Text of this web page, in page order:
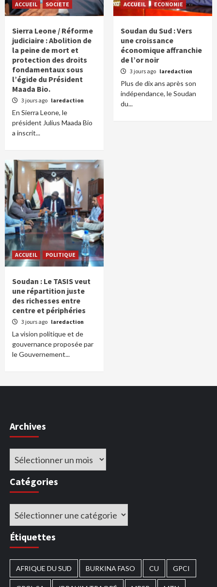
ACCUEIL SOCIETE
Sierra Leone / Réforme
judiciaire : Abolition de
la peine de mort et
protection des droits
fondamentaux sous
l’égide du Président
Maada Bio.
3 jours ago laredaction
En Sierra Leone, le
président Julius Maada Bio
a inscrit...
ACCUEIL ECONOMIE
Soudan du Sud : Vers
une croissance
économique affranchie
de l’or noir
3 jours ago laredaction
Plus de dix ans après son
indépendance, le Soudan
du...
ACCUEIL POLITIQUE
Soudan : Le TASIS veut
une répartition juste
des richesses entre
centre et périphéries
3 jours ago laredaction
La vision politique et de
gouvernance proposée par
le Gouvernement...
Archives
Archives
Catégories
Catégories
Étiquettes
AFRIQUE DU SUD BURKINA FASO CU GPCI